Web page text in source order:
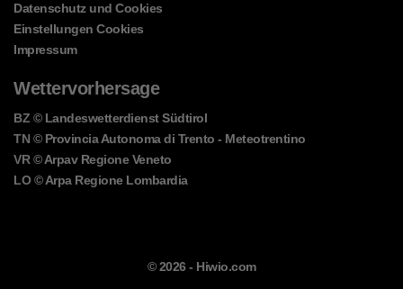
Datenschutz und Cookies
Einstellungen Cookies
Impressum
Wettervorhersage
BZ © Landeswetterdienst Südtirol
TN © Provincia Autonoma di Trento - Meteotrentino
VR © Arpav Regione Veneto
LO © Arpa Regione Lombardia
© 2026 - Hiwio.com